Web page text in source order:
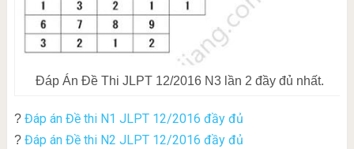
Đáp Án Đề Thi JLPT 12/2016 N3 lần 2 đầy đủ nhất.
? Đáp án Đề thi N1 JLPT 12/2016 đầy đủ
? Đáp án Đề thi N2 JLPT 12/2016 đầy đủ